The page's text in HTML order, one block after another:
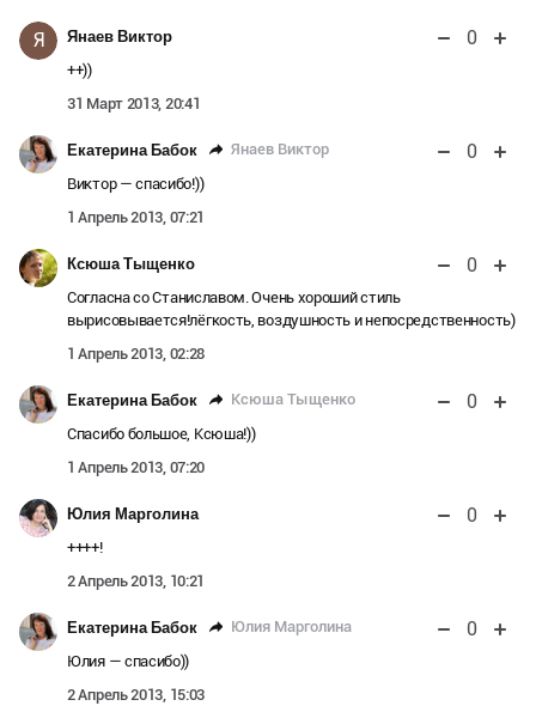
Я Янаев Виктор 0
++))
31 Март 2013, 20:41
Екатерина Бабок Янаев Виктор 0
Виктор — спасибо!))
1 Апрель 2013, 07:21
Ксюша Тыщенко 0
Согласна со Станиславом. Очень хороший стиль
вырисовывается!лёгкость, воздушность и непосредственность)
1 Апрель 2013, 02:28
Екатерина Бабок Ксюша Тыщенко 0
Спасибо большое, Ксюша!))
1 Апрель 2013, 07:20
Юлия Марголина 0
++++!
2 Апрель 2013, 10:21
Екатерина Бабок Юлия Марголина 0
Юлия — спасибо))
2 Апрель 2013, 15:03